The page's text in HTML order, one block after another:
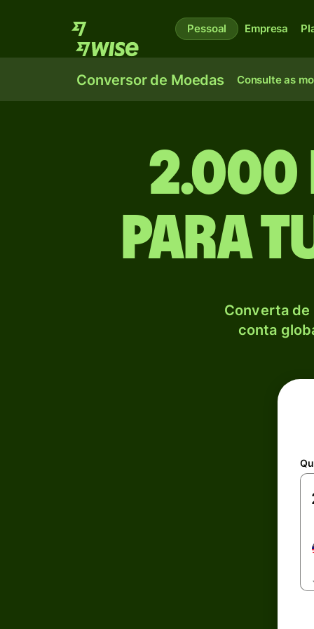
Pessoal Empresa
Conversor de Moedas Consulte as
para
Converta de
conta